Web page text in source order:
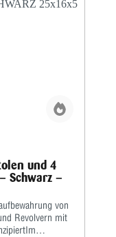
und 4
Schwarz –
von
Revolvern mit